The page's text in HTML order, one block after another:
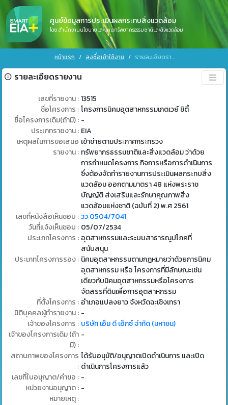
ศูนย์ข้อมูลการประเมินผลกระทบสิ่งแวดล้อม
โดย สำนักงานนโยบายและแผนทรัพยากรธรรมชาติและสิ่งแวดล้อม
หน้าแรก ลงชื่อเข้าใช้งาน รายละเอียดรายงาน
รายละเอียดรายงาน
เลขที่รายงาน : 13515
ชื่อโครงการ : โครงการนิคมอุตสาหกรรมเกตเวย์ ซิตี้
ชื่อโครงการเดิม(ถ้ามี) : -
ประเภทรายงาน : EIA
เหตุผลในการขอเสนอ
รายงาน :
เข้าข่ายตามประกาศกระทรวง
ทรัพยากรธรรมชาติและสิ่งแวดล้อม ว่าด้วย
การกำหนดโครงการ กิจการหรือการดำเนินการ
ซึ่งต้องจัดทำรายงานการประเมินผลกระทบสิ่ง
แวดล้อม ออกตามมาตรา 48 แห่งพระราช
บัญญัติ ส่งเสริมและรักษาคุณภาพสิ่ง
แวดล้อมแห่งชาติ (ฉบับที่ 2) พ.ศ 2561
เลขที่หนังสือเห็นชอบ : วว 0504/7041
วันที่แจ้งเห็นชอบ : 05/07/2534
ประเภทโครงการ : อุตสาหกรรมและระบบสาธารณูปโภคที่
สนับสนุน
ประเภทโครงการรอง : นิคมอุตสาหกรรมตามกฎหมายว่าด้วยการนิคม
อุตสาหกรรม หรือ โครงการที่มีลักษณะเช่น
เดียวกับนิคมอุตสาหกรรมหรือโครงการ
จัดสรรที่ดินเพื่อการอุตสาหกรรม
ที่ตั้งโครงการ : อำเภอแปลงยาว จังหวัดฉะเชิงเทรา
นิติบุคคลผู้ทำรายงาน : -
เจ้าของโครงการ : บริษัท เอ็ม ดี เอ็กซ์ จำกัด (มหาชน)
เจ้าของโครงการเดิม (ถ้า
มี) :
-
สถานภาพของโครงการ
:
ได้รับอนุมัติ/อนุญาตเปิดดำเนินการ และเปิด
ดำเนินการโครงการแล้ว
เลขที่ใบอนุญาต/คำขอ : -
หน่วยงานอนุญาต : -
หมายเหตุ :